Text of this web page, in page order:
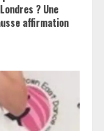
? Une
affirmation